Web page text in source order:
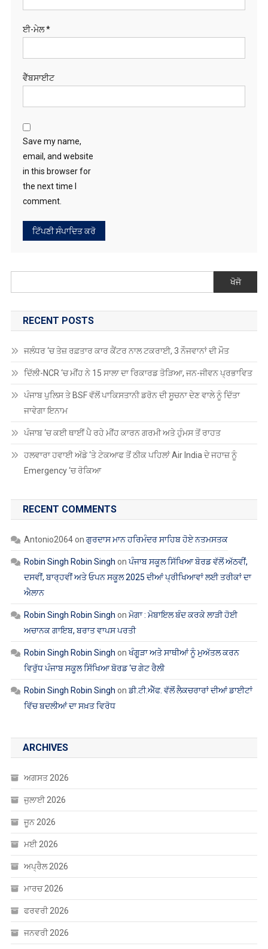
ਈ-ਮੇਲ*
ਵੈੱਬਸਾਈਟ
Save my name,
email, and website
in this browser for
the next time I
comment.
ਖੋਜੋ
RECENT POSTS
ਜਲੰਧਰ ‘ਚ ਤੇਜ਼ ਰਫ਼ਤਾਰ ਕਾਰ ਕੈਂਟਰ ਨਾਲ ਟਕਰਾਈ, 3 ਨੌਜਵਾਨਾਂ ਦੀ ਮੌਤ
ਦਿੱਲੀ-NCR ‘ਚ ਮੀਂਹ ਨੇ 15 ਸਾਲਾ ਦਾ ਰਿਕਾਰਡ ਤੋੜਿਆ, ਜਨ-ਜੀਵਨ ਪ੍ਰਭਾਵਿਤ
ਪੰਜਾਬ ਪੁਲਿਸ ਤੇ BSF ਵੱਲੋਂ ਪਾਕਿਸਤਾਨੀ ਡਰੋਨ ਦੀ ਸੂਚਨਾ ਦੇਣ ਵਾਲੇ ਨੂੰ ਦਿੱਤਾ
ਜਾਵੇਗਾ ਇਨਾਮ
ਪੰਜਾਬ ‘ਚ ਕਈ ਥਾਈਂ ਪੈ ਰਹੇ ਮੀਂਹ ਕਾਰਨ ਗਰਮੀ ਅਤੇ ਹੁੰਮਸ ਤੋਂ ਰਾਹਤ
ਹਲਵਾਰਾ ਹਵਾਈ ਅੱਡੇ ‘ਤੇ ਟੇਕਆਫ ਤੋਂ ਠੀਕ ਪਹਿਲਾਂ Air India ਦੇ ਜਹਾਜ਼ ਨੂੰ
Emergency ‘ਚ ਰੋਕਿਆ
RECENT COMMENTS
Antonio2064on ਗੁਰਦਾਸ ਮਾਨ ਹਰਿਮੰਦਰ ਸਾਹਿਬ ਹੋਏ ਨਤਮਸਤਕ
Robin Singh Robin Singh onਪੰਜਾਬ ਸਕੂਲ ਸਿੱਖਿਆ ਬੋਰਡ ਵੱਲੋਂ ਅੱਠਵੀਂ,
ਦਸਵੀਂ, ਬਾਰ੍ਹਵੀਂ ਅਤੇ ਓਪਨ ਸਕੂਲ 2025 ਦੀਆਂ ਪ੍ਰੀਖਿਆਵਾਂ ਲਈ ਤਰੀਕਾਂ ਦਾ
ਐਲਾਨ
Robin Singh Robin Singh on ਮੋਗਾ : ਮੋਬਾਇਲ ਬੰਦ ਕਰਕੇ ਲਾੜੀ ਹੋਈ
ਅਚਾਨਕ ਗਾਇਬ, ਬਰਾਤ ਵਾਪਸ ਪਰਤੀ
Robin Singh Robin Singh onਖੰਗੂੜਾ ਅਤੇ ਸਾਥੀਆਂ ਨੂੰ ਮੁਅੱਤਲ ਕਰਨ
ਵਿਰੁੱਧ ਪੰਜਾਬ ਸਕੂਲ ਸਿੱਖਿਆ ਬੋਰਡ ‘ਚ ਗੇਟ ਰੈਲੀ
Robin Singh Robin Singh onਡੀ.ਟੀ.ਐੱਫ. ਵੱਲੋਂ ਲੈਕਚਰਾਰਾਂ ਦੀਆਂ ਡਾਈਟਾਂ
ਵਿੱਚ ਬਦਲੀਆਂ ਦਾ ਸਖ਼ਤ ਵਿਰੋਧ
ARCHIVES
ਅਗਸਤ 2026
ਜੁਲਾਈ 2026
ਜੂਨ 2026
ਮਈ 2026
ਅਪ੍ਰੈਲ 2026
ਮਾਰਚ 2026
ਫਰਵਰੀ 2026
ਜਨਵਰੀ 2026